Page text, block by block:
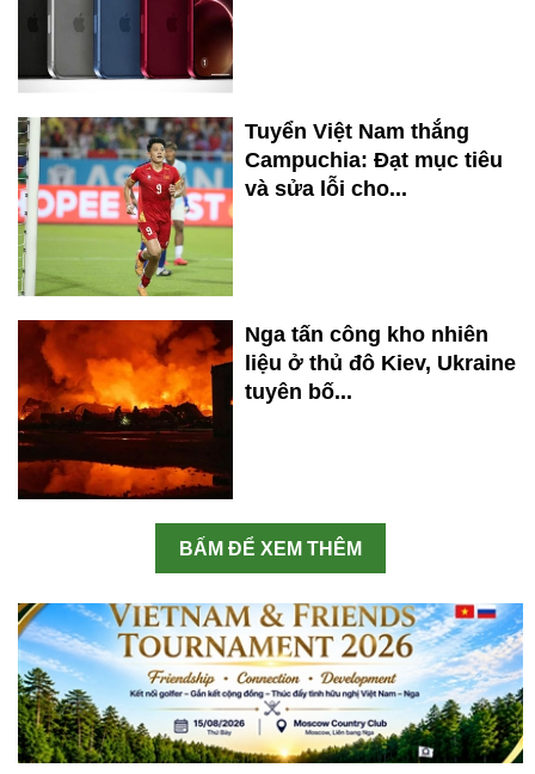
Tuyển Việt Nam thắng
Campuchia: Đạt mục tiêu
và sửa lỗi cho...
Nga tấn công kho nhiên
liệu ở thủ đô Kiev, Ukraine
tuyên bố...
BẤM ĐỂ XEM THÊM